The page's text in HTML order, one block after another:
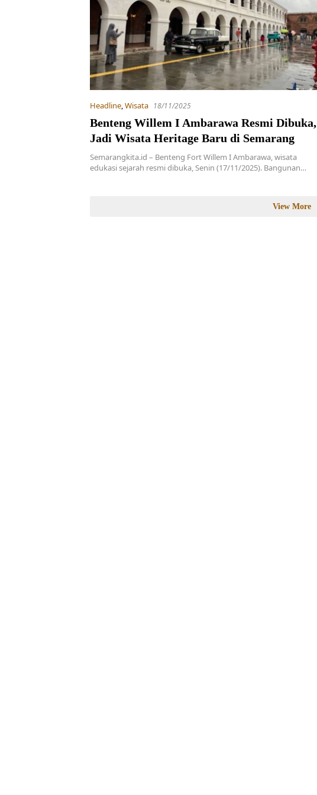
Headline,Wisata 18/11/2025
Benteng Willem I Ambarawa Resmi Dibuka,
Jadi Wisata Heritage Baru di Semarang
Semarangkita.id – Benteng Fort Willem I Ambarawa, wisata
edukasi sejarah resmi dibuka, Senin (17/11/2025). Bangunan…
View More